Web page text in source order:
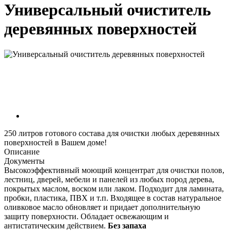
Универсальный очиститель
деревянных поверхностей
250 литров готового состава для очистки любых деревянных
поверхностей в Вашем доме!
Описание
Документы
Высокоэффективный моющий концентрат для очистки полов,
лестниц, дверей, мебели и панелей из любых пород дерева,
покрытых маслом, воском или лаком. Подходит для ламината,
пробки, пластика, ПВХ и т.п. Входящее в состав натуральное
оливковое масло обновляет и придает дополнительную
защиту поверхности. Обладает освежающим и
антистатическим действием. Без запаха